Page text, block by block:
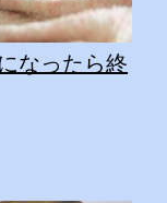
なったら終